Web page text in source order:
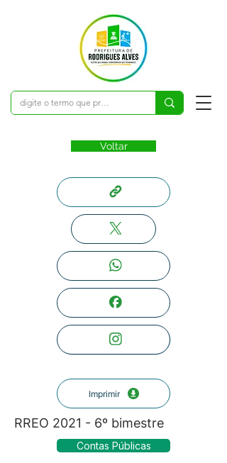
Voltar
Imprimir
RREO 2021 - 6º bimestre
Contas Públicas